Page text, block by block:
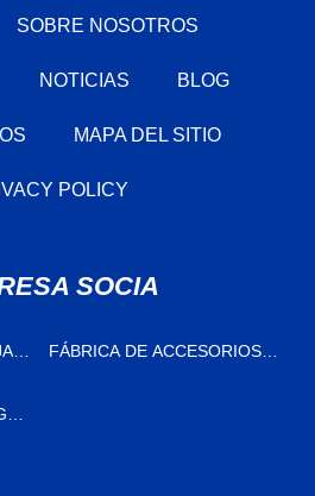
SOBRE NOSOTROS
NOTICIAS BLOG
MAPA DEL SITIO
POLICY
SOCIA
FÁBRICA DE ACCESORIOS